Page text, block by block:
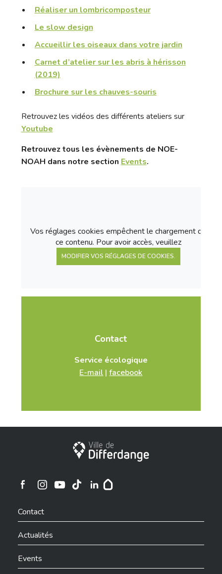
Réaliser un lombricomposteur
Le slow design
Accueillir les oiseaux dans votre jardin
Carnet d’atelier sur les abris à hérisson
(2019)
Brochure sur les chauves-souris
Retrouvez les vidéos des différents ateliers sur
Youtube
Retrouvez tous les évènements de NOE-
NOAH dans notre section Events.
Vos réglages cookies empêchent le chargement de
ce contenu. Pour avoir accès, veuillez
MODIFIER VOS RÉGLAGES DE COOKIES.
Contact
Service écologique
E-mail |facebook
Ville de Differdange
Ville de Differdange sur Instagram
Contact
Actualités
Events